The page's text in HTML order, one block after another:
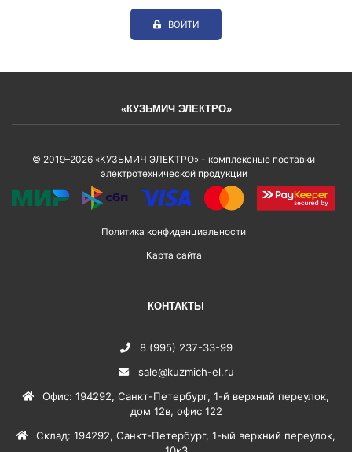
ВОЙТИ
«КУЗЬМИЧ ЭЛЕКТРО»
© 2019–2026 «КУЗЬМИЧ ЭЛЕКТРО» - комплексные поставки
электротехнической продукции
Политика конфиденциальности
Карта сайта
КОНТАКТЫ
8 (995) 237-33-99
sale@kuzmich-el.ru
Офис: 194292, Санкт-Петербург, 1-й верхний переулок,
дом 12в, офис 122
Склад: 194292, Санкт-Петербург, 1-ый верхний переулок,